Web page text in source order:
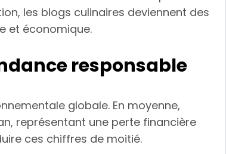
les blogs culinaires deviennent des
et économique.
responsable
globale. En moyenne,
représentant une perte financière
ces chiffres de moitié.